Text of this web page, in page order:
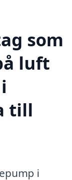
som
luft
till
i